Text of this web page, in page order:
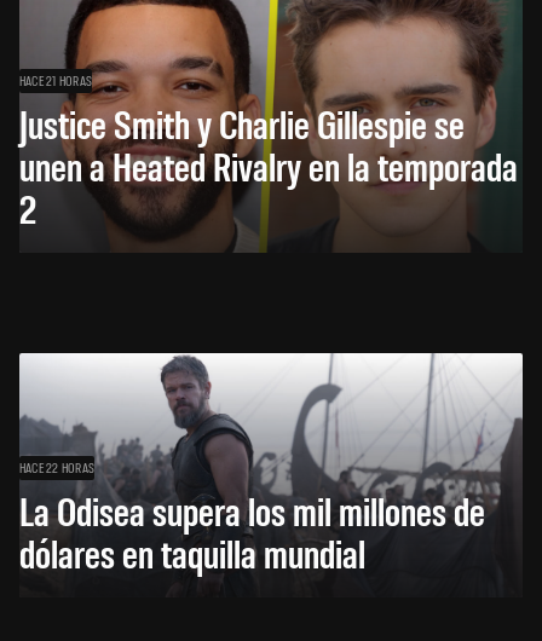
HACE 21 HORAS
Justice Smith y Charlie Gillespie se
unen a Heated Rivalry en la temporada
2
HACE 22 HORAS
La Odisea supera los mil millones de
dólares en taquilla mundial